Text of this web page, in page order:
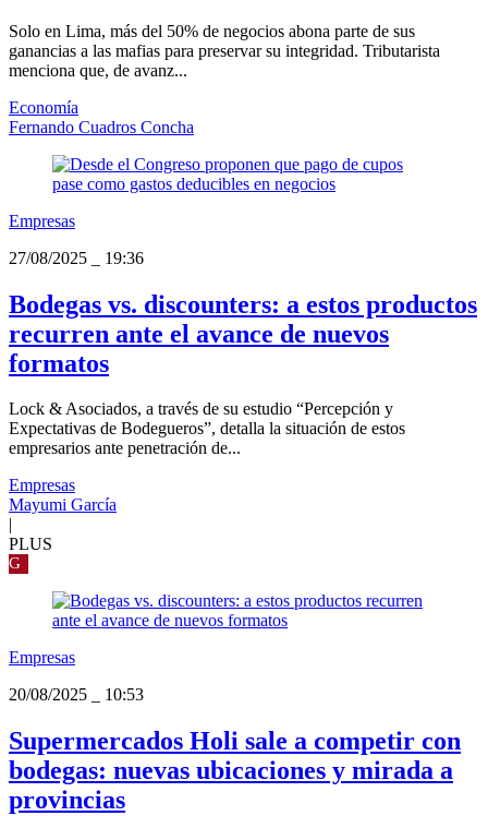
Solo en Lima, más del 50% de negocios abona parte de sus
ganancias a las mafias para preservar su integridad. Tributarista
menciona que, de avanz...
Economía
Fernando Cuadros Concha
Empresas
27/08/2025
19:36
Bodegas vs. discounters: a estos productos
recurren ante el avance de nuevos
formatos
Lock & Asociados, a través de su estudio “Percepción y
Expectativas de Bodegueros”, detalla la situación de estos
empresarios ante penetración de...
Empresas
Mayumi García
|
PLUS
G
Empresas
20/08/2025
10:53
Supermercados Holi sale a competir con
bodegas: nuevas ubicaciones y mirada a
provincias